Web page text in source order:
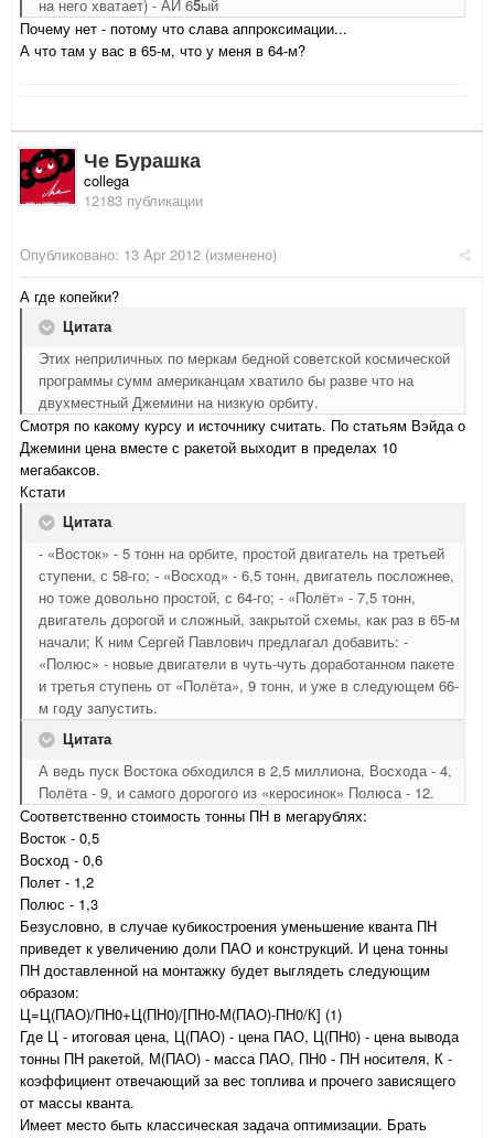
на него хватает) - АИ 65ый
Почему нет - потому что слава аппроксимации...
А что там у вас в 65-м, что у меня в 64-м?
Че Бурашка
collega
12183 публикации
Опубликовано: 13 Apr 2012 (изменено)
А где копейки?
Цитата
Этих неприличных по меркам бедной советской космической
программы сумм американцам хватило бы разве что на
двухместный Джемини на низкую орбиту.
Смотря по какому курсу и источнику считать. По статьям Вэйда о
Джемини цена вместе с ракетой выходит в пределах 10
мегабаксов.
Кстати
Цитата
- «Восток» - 5 тонн на орбите, простой двигатель на третьей
ступени, с 58-го; - «Восход» - 6,5 тонн, двигатель посложнее,
но тоже довольно простой, с 64-го; - «Полёт» - 7,5 тонн,
двигатель дорогой и сложный, закрытой схемы, как раз в 65-м
начали; К ним Сергей Павлович предлагал добавить: -
«Полюс» - новые двигатели в чуть-чуть доработанном пакете
и третья ступень от «Полёта», 9 тонн, и уже в следующем 66-
м году запустить.
Цитата
А ведь пуск Востока обходился в 2,5 миллиона, Восхода - 4,
Полёта - 9, и самого дорогого из «керосинок» Полюса - 12.
Соответственно стоимость тонны ПН в мегарублях:
Восток - 0,5
Восход - 0,6
Полет - 1,2
Полюс - 1,3
Безусловно, в случае кубикостроения уменьшение кванта ПН
приведет к увеличению доли ПАО и конструкций. И цена тонны
ПН доставленной на монтажку будет выглядеть следующим
образом:
Ц=Ц(ПАО)/ПН0+Ц(ПН0)/[ПН0-М(ПАО)-ПН0/К] (1)
Где Ц - итоговая цена, Ц(ПАО) - цена ПАО, Ц(ПН0) - цена вывода
тонны ПН ракетой, М(ПАО) - масса ПАО, ПН0 - ПН носителя, К -
коэффициент отвечающий за вес топлива и прочего зависящего
от массы кванта.
Имеет место быть классическая задача оптимизации. Брать